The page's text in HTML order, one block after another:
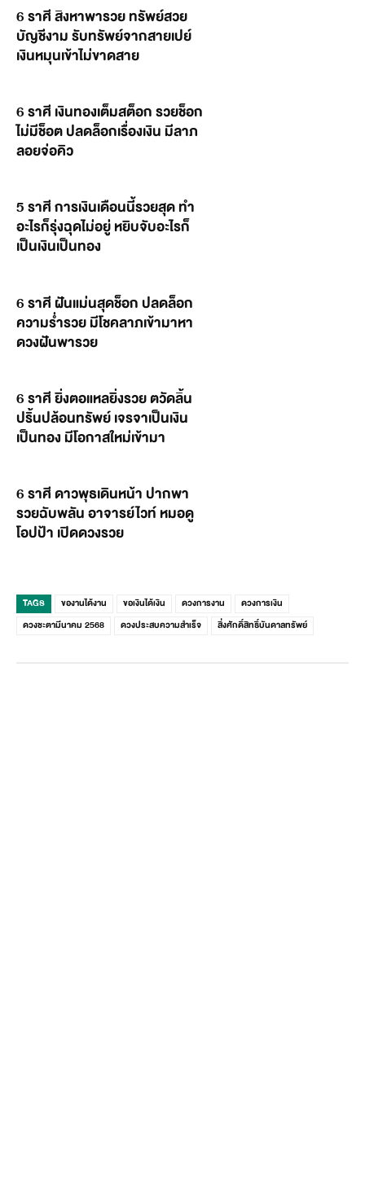
6 ราศี สิงหาพารวย ทรัพย์สวย
บัญชีงาม รับทรัพย์จากสายเปย์
เงินหมุนเข้าไม่ขาดสาย
6 ราศี เงินทองเต็มสต็อก รวยช็อก
ไม่มีช็อต ปลดล็อกเรื่องเงิน มีลาภ
ลอยจ่อคิว
5 ราศี การเงินเดือนนี้รวยสุด ทำ
อะไรก็รุ่งฉุดไม่อยู่ หยิบจับอะไรก็
เป็นเงินเป็นทอง
6 ราศี ฝันแม่นสุดช็อก ปลดล็อก
ความร่ำรวย มีโชคลาภเข้ามาหา
ดวงฝันพารวย
6 ราศี ยิ่งตอแหลยิ่งรวย ตวัดลิ้น
ปริ้นปล้อนทรัพย์ เจรจาเป็นเงิน
เป็นทอง มีโอกาสใหม่เข้ามา
6 ราศี ดาวพุธเดินหน้า ปากพา
รวยฉับพลัน อาจารย์ไวท์ หมอดู
โอปป้า เปิดดวงรวย
TAGS ของานได้งาน ขอเงินได้เงิน ดวงการงาน
ดวงการเงิน
ดวงชะตามีนาคม 2568
ดวงประสบความสำเร็จ สิ่งศักดิ์สิทธิ์บันดาลทรัพย์